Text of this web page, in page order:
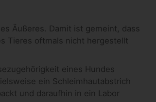
Äußeres. Damit ist gemeint, dass
Tieres oftmals nicht hergestellt
eines Hundes
ein Schleimhautabstrich
und daraufhin in ein Labor